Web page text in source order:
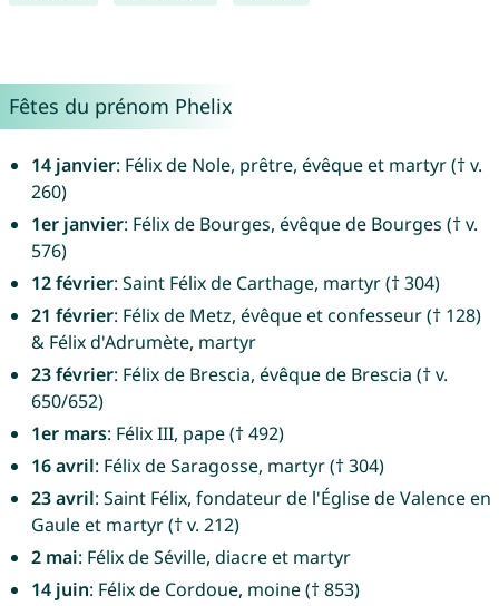
Fêtes du prénom Phelix
14 janvier: Félix de Nole, prêtre, évêque et martyr († v.
260)
1er janvier: Félix de Bourges, évêque de Bourges († v.
576)
12 février: Saint Félix de Carthage, martyr († 304)
21 février: Félix de Metz, évêque et confesseur († 128)
& Félix d'Adrumète, martyr
23 février: Félix de Brescia, évêque de Brescia († v.
650/652)
1er mars: Félix III, pape († 492)
16 avril: Félix de Saragosse, martyr († 304)
23 avril: Saint Félix, fondateur de l'Église de Valence en
Gaule et martyr († v. 212)
2 mai: Félix de Séville, diacre et martyr
14 juin: Félix de Cordoue, moine († 853)